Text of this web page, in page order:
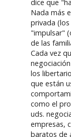
dice que
Nada más
privada
"impulsar"
de las
Cada vez
los
que están
como el
uds.
empresas,
baratos de